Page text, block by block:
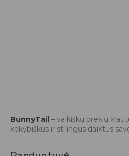
BunnyTail – vaikiškų prekių
kokybiškus ir stilingus daiktus